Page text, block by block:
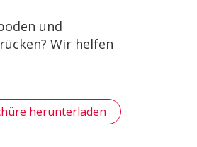
und
Wir helfen
herunterladen